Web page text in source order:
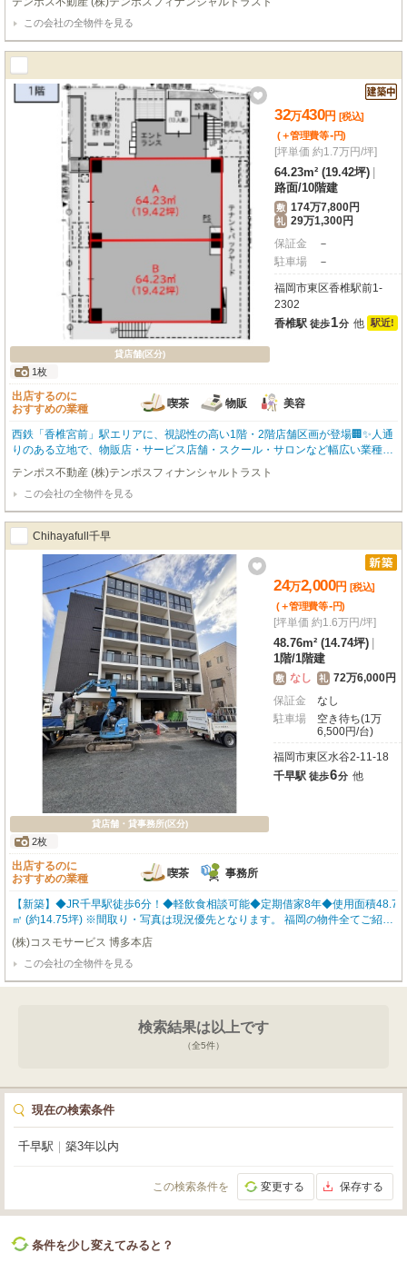
に応じた活用がしやすく、店舗兼事務所としての利用もご相談可能です🙌周辺
には住宅や生活施設も多く、地域密着型の出店にもぴったり🌿新規開業や移転
をご検討中の方にもおすすめのテナントです✨📌入居審査あり📌保証会社加入
必須📌連帯保証人必要（法人契約の場合は代表取締役）📌光熱費実費負担📌業
種相談可能
この会社の全物件を見る
貸店舗(区分)
1枚
32万430円 [税込]
(＋管理費等-円)
[坪単価 約1.7万円/坪]
64.23m² (19.42坪)
路面/10階建
敷 174万7,800円
礼 29万1,300円
保証金
－
駐車場
－
福岡市東区香椎駅前1-
2302
香椎駅 徒歩1分 他 駅近!
出店するのに
おすすめの業種
喫茶 物販 美容
西鉄「香椎宮前」駅エリアに、視認性の高い1階・2階店舗区画が登場🏢✨人通
りのある立地で、物販店・サービス店舗・スクール・サロンなど幅広い業種に
おすすめの物件です💡1階区画は路面ならではの集客力が魅力。2階部分も用途
に応じた活用がしやすく、店舗兼事務所としての利用もご相談可能です🙌周辺
には住宅や生活施設も多く、地域密着型の出店にもぴったり🌿新規開業や移転
をご検討中の方にもおすすめのテナントです✨📌入居審査あり📌保証会社加入
必須📌連帯保証人必要（法人契約の場合は代表取締役）📌光熱費実費負担📌業
種相談可能
テンポス不動産 (株)テンポスフィナンシャルトラスト
この会社の全物件を見る
Chihayafull千早
貸店舗・貸事務所(区分)
2枚
24万2,000円 [税込]
(＋管理費等-円)
[坪単価 約1.6万円/坪]
48.76m² (14.74坪)
1階/1階建
敷 なし 礼 72万6,000円
保証金
なし
駐車場
空き待ち(1万
6,500円/台)
福岡市東区水谷2-11-18
千早駅 徒歩6分 他
出店するのに
おすすめの業種
喫茶 事務所
【新築】◆JR千早駅徒歩6分！◆軽飲食相談可能◆定期借家8年◆使用面積48.76
㎡ (約14.75坪) ※間取り・写真は現況優先となります。 福岡の物件全てご紹介
出来ます！！何でもご相談下さい♪ 内覧をご希望の方はお気軽にお申し付けく
ださい！
(株)コスモサービス 博多本店
この会社の全物件を見る
検索結果は以上です
（全5件）
現在の検索条件
千早駅 築3年以内
この検索条件を 変更する 保存する
条件を少し変えてみると？